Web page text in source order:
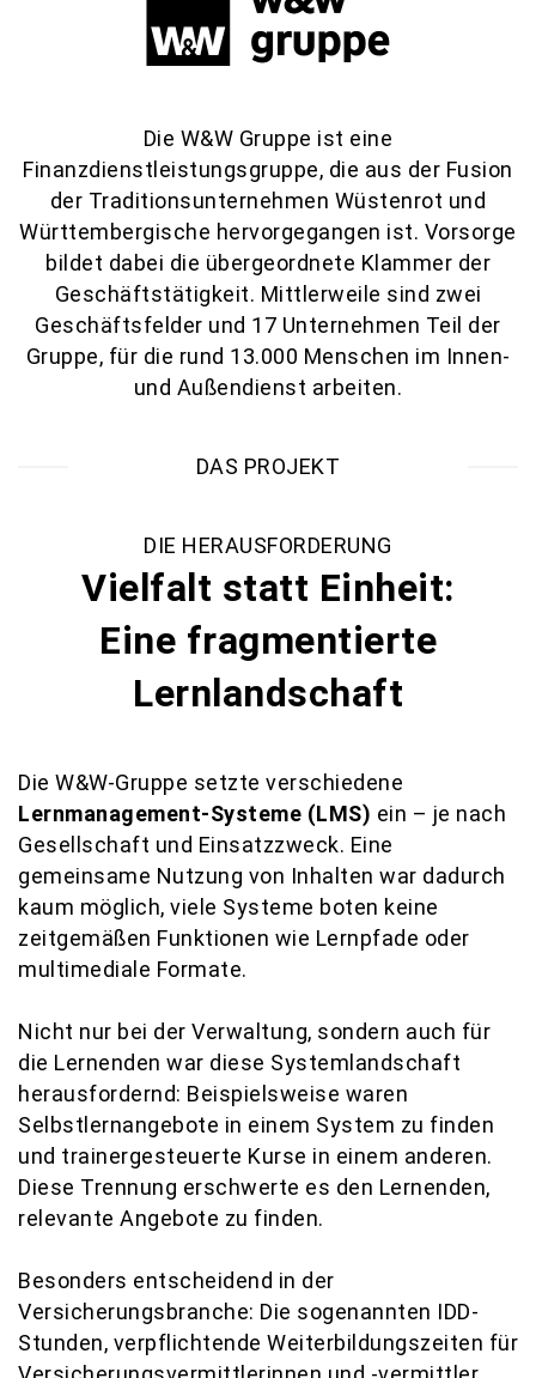
Die W&W Gruppe ist eine
Finanzdienstleistungsgruppe, die aus der Fusion
der Traditionsunternehmen Wüstenrot und
Württembergische hervorgegangen ist. Vorsorge
bildet dabei die übergeordnete Klammer der
Geschäftstätigkeit. Mittlerweile sind zwei
Geschäftsfelder und 17 Unternehmen Teil der
Gruppe, für die rund 13.000 Menschen im Innen-
und Außendienst arbeiten.
DAS PROJEKT
DIE HERAUSFORDERUNG
Vielfalt statt Einheit:
Eine fragmentierte
Lernlandschaft
Die W&W-Gruppe setzte verschiedene
Lernmanagement-Systeme (LMS) ein – je nach
Gesellschaft und Einsatzzweck. Eine
gemeinsame Nutzung von Inhalten war dadurch
kaum möglich, viele Systeme boten keine
zeitgemäßen Funktionen wie Lernpfade oder
multimediale Formate.
Nicht nur bei der Verwaltung, sondern auch für
die Lernenden war diese Systemlandschaft
herausfordernd: Beispielsweise waren
Selbstlernangebote in einem System zu finden
und trainergesteuerte Kurse in einem anderen.
Diese Trennung erschwerte es den Lernenden,
relevante Angebote zu finden.
Besonders entscheidend in der
Versicherungsbranche: Die sogenannten IDD-
Stunden, verpflichtende Weiterbildungszeiten für